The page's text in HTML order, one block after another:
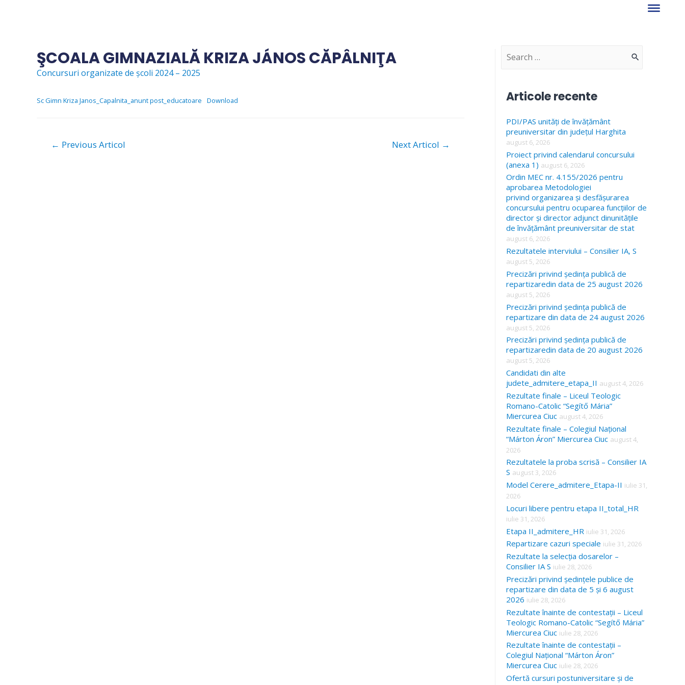
ŞCOALA GIMNAZIALĂ KRIZA JÁNOS CĂPÂLNIŢA
Concursuri organizate de școli 2024 – 2025
Sc Gimn Kriza Janos_Capalnita_anunt post_educatoare Download
Navigare
← Previous Articol Next Articol →
S
c
h
f
o
r
:
Articole recente
PDI/PAS unități de învățământ
preuniversitar din județul Harghita
august 6, 2026
Proiect privind calendarul concursului
(anexa 1) august 6, 2026
Ordin MEC nr. 4.155/2026 pentru
aprobarea Metodologiei
privind organizarea și desfășurarea
concursului pentru ocuparea funcțiilor de
director și director adjunct dinunitățile
de învățământ preuniversitar de stat
august 6, 2026
Rezultatele interviului – Consilier IA, S
august 5, 2026
Precizări privind ședința publică de
repartizaredin data de 25 august 2026
august 5, 2026
Precizări privind ședința publică de
repartizare din data de 24 august 2026
august 5, 2026
Precizări privind ședința publică de
repartizaredin data de 20 august 2026
august 5, 2026
Candidati din alte
judete_admitere_etapa_II august 4, 2026
Rezultate finale – Liceul Teologic
Romano-Catolic “Segítő Mária”
Miercurea Ciuc august 4, 2026
Rezultate finale – Colegiul Național
“Márton Áron” Miercurea Ciuc august 4,
2026
Rezultatele la proba scrisă – Consilier IA
S august 3, 2026
Model Cerere_admitere_Etapa-II iulie 31,
2026
Locuri libere pentru etapa II_total_HR
iulie 31, 2026
Etapa II_admitere_HR iulie 31, 2026
Repartizare cazuri speciale iulie 31, 2026
Rezultate la selecția dosarelor –
Consilier IA S iulie 28, 2026
Precizări privind ședințele publice de
repartizare din data de 5 și 6 august
2026 iulie 28, 2026
Rezultate înainte de contestații – Liceul
Teologic Romano-Catolic “Segítő Mária”
Miercurea Ciuc iulie 28, 2026
Rezultate înainte de contestații –
Colegiul Național “Márton Áron”
Miercurea Ciuc iulie 28, 2026
Ofertă cursuri postuniversitare și de